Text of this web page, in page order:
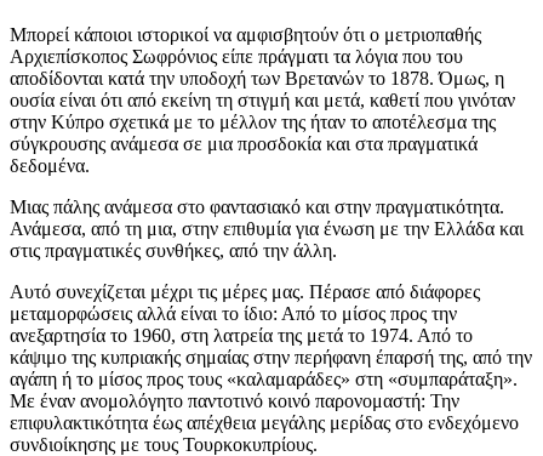
Μπορεί κάποιοι ιστορικοί να αμφισβητούν ότι ο μετριοπαθής
Αρχιεπίσκοπος Σωφρόνιος είπε πράγματι τα λόγια που του
αποδίδονται κατά την υποδοχή των Βρετανών το 1878. Όμως, η
ουσία είναι ότι από εκείνη τη στιγμή και μετά, καθετί που γινόταν
στην Κύπρο σχετικά με το μέλλον της ήταν το αποτέλεσμα της
σύγκρουσης ανάμεσα σε μια προσδοκία και στα πραγματικά
δεδομένα.
Μιας πάλης ανάμεσα στο φαντασιακό και στην πραγματικότητα.
Ανάμεσα, από τη μια, στην επιθυμία για ένωση με την Ελλάδα και
στις πραγματικές συνθήκες, από την άλλη.
Αυτό συνεχίζεται μέχρι τις μέρες μας. Πέρασε από διάφορες
μεταμορφώσεις αλλά είναι το ίδιο: Από το μίσος προς την
ανεξαρτησία το 1960, στη λατρεία της μετά το 1974. Από το
κάψιμο της κυπριακής σημαίας στην περήφανη έπαρσή της, από την
αγάπη ή το μίσος προς τους «καλαμαράδες» στη «συμπαράταξη».
Με έναν ανομολόγητο παντοτινό κοινό παρονομαστή: Την
επιφυλακτικότητα έως απέχθεια μεγάλης μερίδας στο ενδεχόμενο
συνδιοίκησης με τους Τουρκοκυπρίους.